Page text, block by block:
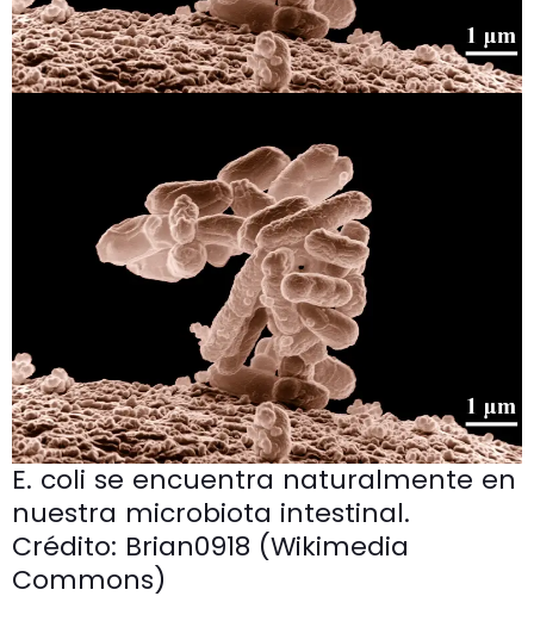
E. coli se encuentra naturalmente en
nuestra microbiota intestinal.
Crédito: Brian0918 (Wikimedia
Commons)